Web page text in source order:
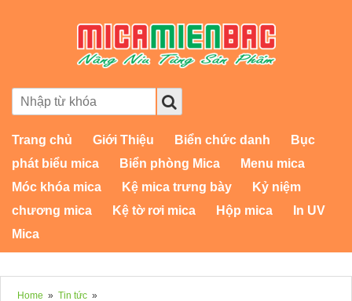
Trang chủ Giới Thiệu Biển chức danh
Bục
phát biểu mica
Biển phòng Mica
Menu mica
Móc khóa mica
Kệ mica trưng bày
Kỷ niệm
chương mica
Kệ tờ rơi mica Hộp mica
In UV
Mica
Home » Tin tức »